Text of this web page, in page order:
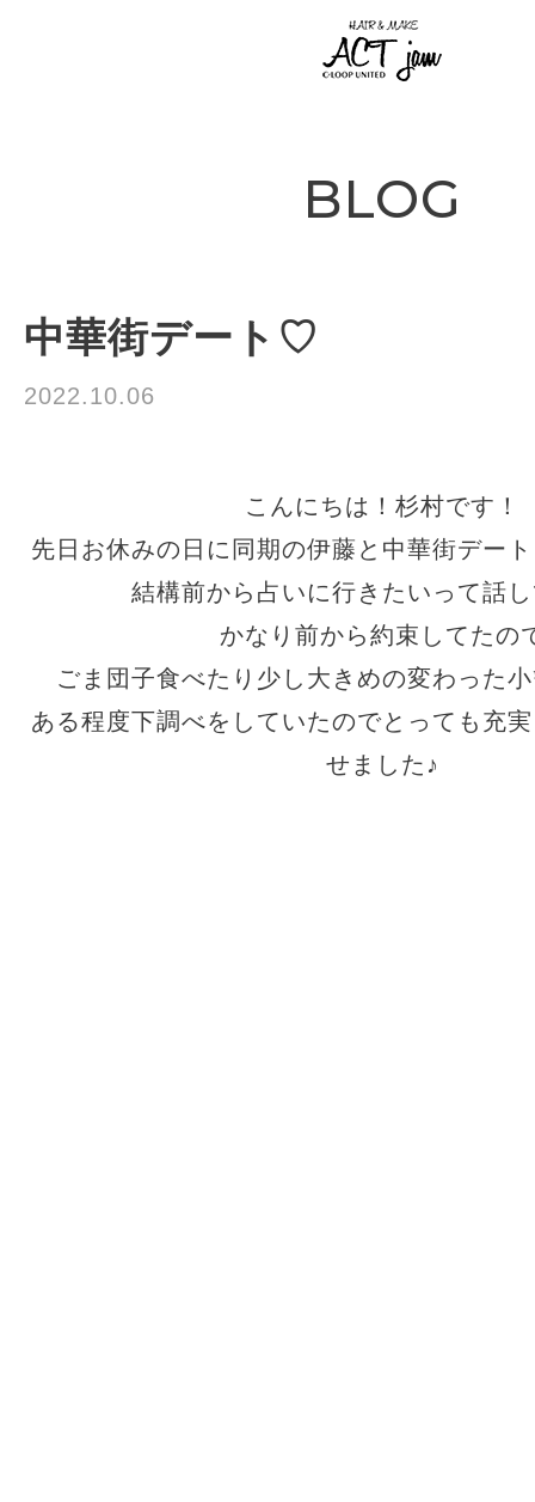
BLOG
中華街デート♡
2022.10.06
こんにちは！杉村です！
先日お休みの日に同期の伊藤と中華街デー
結構前から占いに行きたいって話
かなり前から約束してたの
ごま団子食べたり少し大きめの変わった
ある程度下調べをしていたのでとっても充
せました♪